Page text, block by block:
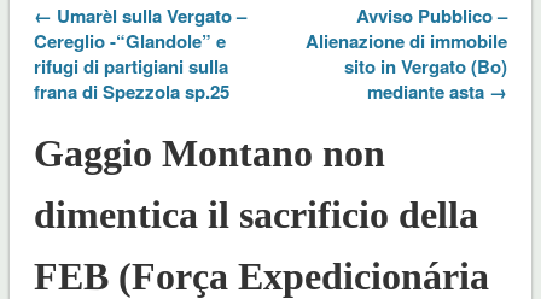
← Umarèl sulla Vergato –
Cereglio -“Glandole” e
rifugi di partigiani sulla
frana di Spezzola sp.25
Avviso Pubblico –
Alienazione di immobile
sito in Vergato (Bo)
mediante asta →
Gaggio Montano non
dimentica il sacrificio della
FEB (Força Expedicionária